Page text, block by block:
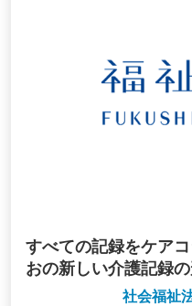
すべての記録をケア
おの新しい介護記録
社会福祉